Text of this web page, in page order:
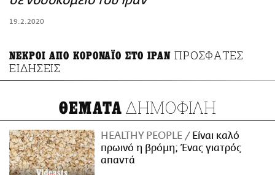
19.2.2020
ΝΕΚΡΟΙ ΑΠΟ ΚΟΡΟΝΑΪΟ ΣΤΟ ΙΡΑΝ ΠΡΟΣΦΑΤΕΣ
ΕΙΔΗΣΕΙΣ
ΘΕΜΑΤΑ ΔΗΜΟΦΙΛΗ
HEALTHY PEOPLE
Είναι καλό
πρωινό η βρόμη; Ένας γιατρός
απαντά